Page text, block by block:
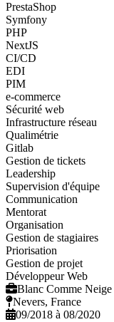
PrestaShop
Symfony
PHP
NextJS
CI/CD
EDI
PIM
e-commerce
Sécurité web
Infrastructure réseau
Qualimétrie
Gitlab
Gestion de tickets
Leadership
Supervision d'équipe
Communication
Mentorat
Organisation
Gestion de stagiaires
Priorisation
Gestion de projet
Développeur Web
Blanc Comme Neige
Nevers, France
09/2018 à 08/2020